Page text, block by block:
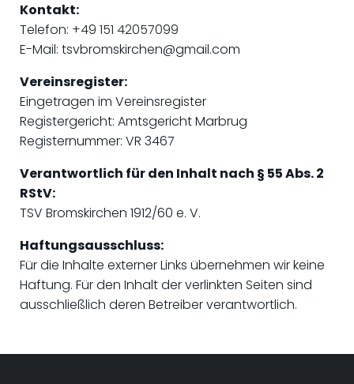
Kontakt:
Telefon: +49 151 42057099
E-Mail: tsvbromskirchen@gmail.com
Vereinsregister:
Eingetragen im Vereinsregister
Registergericht: Amtsgericht Marbrug
Registernummer: VR 3467
Verantwortlich für den Inhalt nach § 55 Abs. 2
RStV:
TSV Bromskirchen 1912/60 e. V.
Haftungsausschluss:
Für die Inhalte externer Links übernehmen wir keine
Haftung. Für den Inhalt der verlinkten Seiten sind
ausschließlich deren Betreiber verantwortlich.